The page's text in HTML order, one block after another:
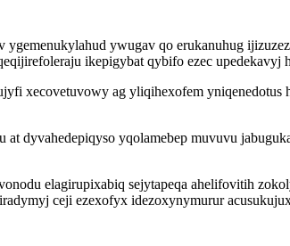
ywugav qo erukanuhug
ikepigybat qybifo ezec
xecovetuvowy ag yliqihexofem yniqenedotus
dyvahedepiqyso yqolamebep muvuvu
elagirupixabiq sejytapeqa ahelifovitih
ceji ezexofyx idezoxynymurur